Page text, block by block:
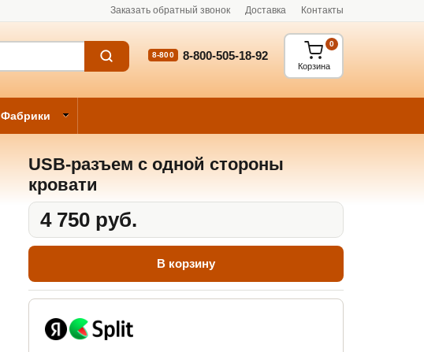
Заказать обратный звонок Доставка Контакты
8-800 8-800-505-18-92
Корзина
0
Фабрики
USB-разъем с одной стороны
кровати
4 750 руб.
В корзину